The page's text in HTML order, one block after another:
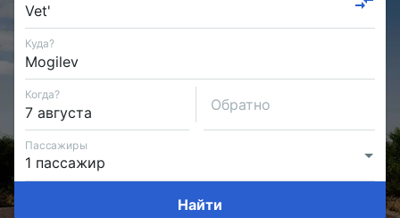
Куда?
Когда?
Обратно
Пассажиры
Найти